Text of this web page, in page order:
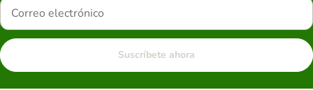
Suscríbete ahora